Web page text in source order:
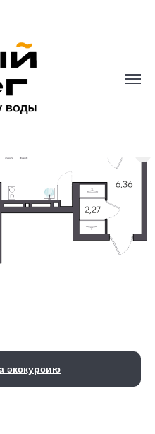
экскурсию